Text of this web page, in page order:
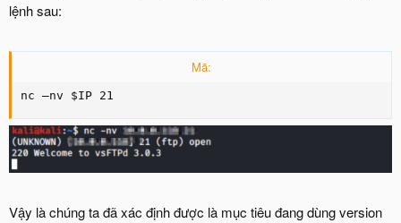
lệnh sau:
Mã:
nc –nv $IP 21
Vậy là chúng ta đã xác định được là mục tiêu đang dùng version